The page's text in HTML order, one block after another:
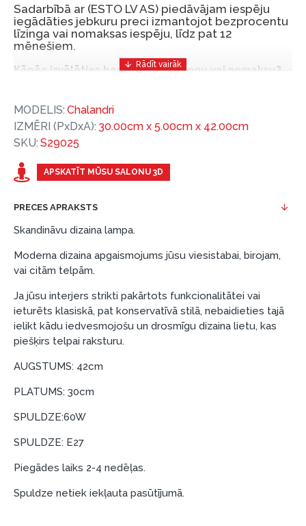
Sadarbībā ar (ESTO LV AS) piedāvājam iespēju
iegādāties jebkuru preci izmantojot bezprocentu
līzinga vai nomaksas iespēju, līdz pat 12
mēnešiem.
Kāpēc izvēlēties bezprocentu līzingu vai nomaksu?
un izdevīgs finansēšanas risinājums, lai iegādātos
vajadzīgās preces tulīt, bet par tām norēķinoties
vēlāk.
Ar ESTO iegūstiet bezprocentu līzinga vai nomaksas
priekšrocības bez pirmās iemaksas un ar nomaksas
Piemērs: Preces cena 300 €, termiņš: 12 mēneši,
pirmā iemaksa: 0 €, ikmēneša maksājums: 25 €,
kopējā pārmaksa: 0 €.
Līzingu un nomaksu varat noformēt arī apmeklējot mūsu
salonu Dārzciema ielā 91, Rīga, Latvija.
Dokumentu prasības:
ESTO LV AS (Dokumentu noformēšanai
nepieciešams Smart-ID, eParaksts eID, eParaksts
Luminor, SEB vai Citadele).
Līguma nosacījumi:
Līzinga līgumu drīkst parakstīt tikai tā persona,
APSKATĪT MŪSU SALONU 3D
PRECES APRAKSTS
Skandināvu dizaina lampa.
Moderna dizaina apgaismojums jūsu viesistabai, birojam,
vai citām telpām.
Ja jūsu interjers strikti pakārtots funkcionalitātei vai
ieturēts klasiskā, pat konservatīvā stilā, nebaidieties tajā
ielikt kādu iedvesmojošu un drosmīgu dizaina lietu, kas
piešķirs telpai raksturu.
AUGSTUMS: 42cm
PLATUMS: 30cm
SPULDZE:60W
SPULDZE: E27
Piegādes laiks 2-4 nedēļas.
Spuldze netiek iekļauta pasūtījumā.
MODELIS: Chalandri
IZMĒRI (PxDxA): 30.00cm x 5.00cm x 42.00cm
SKU: S29025